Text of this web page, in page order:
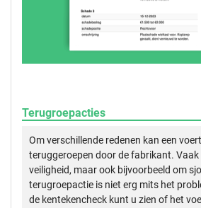
Terugroepacties
Om verschillende redenen kan een
teruggeroepen door de fabrikant. Vaak
veiligheid, maar ook bijvoorbeeld om
terugroepactie is niet erg mits het
de kentekencheck kunt u zien of het